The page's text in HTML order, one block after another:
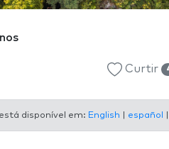
Curtir
disponível em: English español